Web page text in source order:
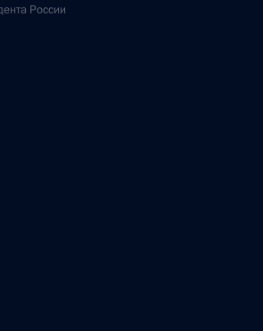
России